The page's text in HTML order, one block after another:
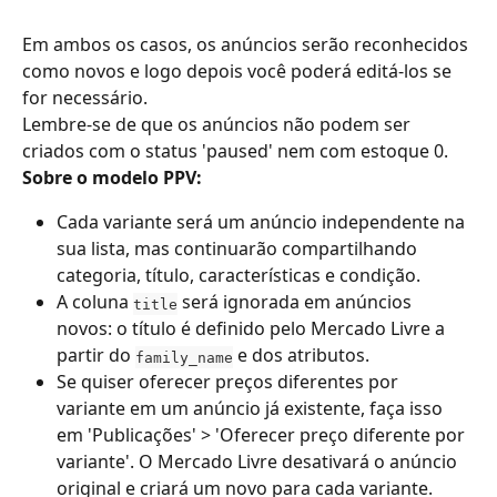
Em ambos os casos, os anúncios serão reconhecidos
como novos e logo depois você poderá editá-los se
for necessário.
Lembre-se de que os anúncios não podem ser
criados com o status 'paused' nem com estoque 0.
Sobre o modelo PPV:
Cada variante será um anúncio independente na
sua lista, mas continuarão compartilhando
categoria, título, características e condição.
A coluna title será ignorada em anúncios
novos: o título é definido pelo Mercado Livre a
partir do family_name e dos atributos.
Se quiser oferecer preços diferentes por
variante em um anúncio já existente, faça isso
em 'Publicações' > 'Oferecer preço diferente por
variante'. O Mercado Livre desativará o anúncio
original e criará um novo para cada variante.